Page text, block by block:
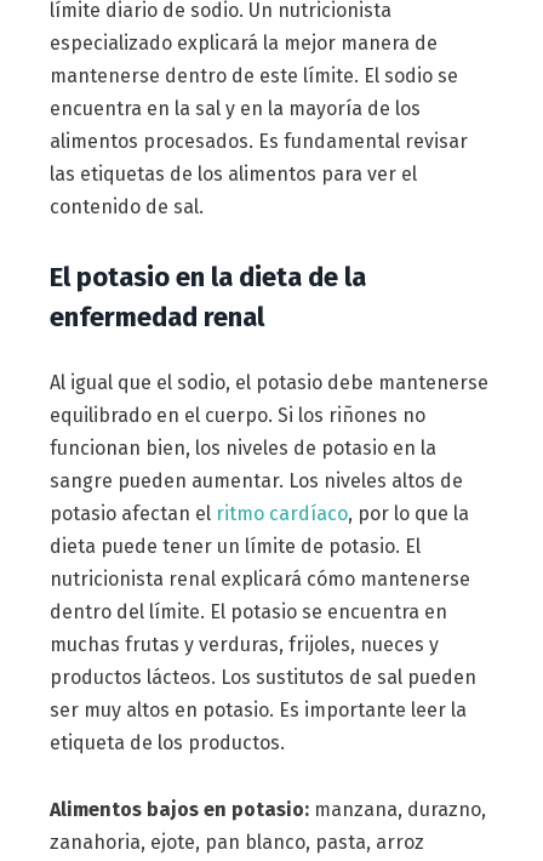
límite diario de sodio. Un nutricionista
especializado explicará la mejor manera de
mantenerse dentro de este límite. El sodio se
encuentra en la sal y en la mayoría de los
alimentos procesados. Es fundamental revisar
las etiquetas de los alimentos para ver el
contenido de sal.
El potasio en la dieta de la
enfermedad renal
Al igual que el sodio, el potasio debe mantenerse
equilibrado en el cuerpo. Si los riñones no
funcionan bien, los niveles de potasio en la
sangre pueden aumentar. Los niveles altos de
potasio afectan el ritmo cardíaco, por lo que la
dieta puede tener un límite de potasio. El
nutricionista renal explicará cómo mantenerse
dentro del límite. El potasio se encuentra en
muchas frutas y verduras, frijoles, nueces y
productos lácteos. Los sustitutos de sal pueden
ser muy altos en potasio. Es importante leer la
etiqueta de los productos.
Alimentos bajos en potasio:manzana, durazno,
zanahoria, ejote, pan blanco, pasta, arroz